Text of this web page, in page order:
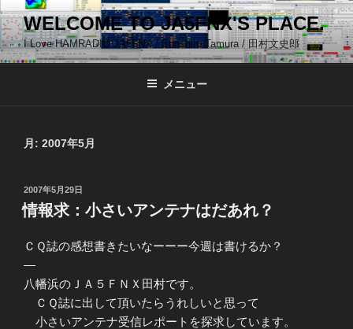
コ
ン
テ
ン
WELCOME TO JA5FNX'S PLACE.
I Love HAMRADIO JA5FNX / Bunshiro Tamura / 田村文史郎
メニュー
月: 2007年5月
投
稿
日:
2007年5月29日
情報求：小さいアンテナはだあれ？
ＣＱ誌の感想書きたいなーーー今週は書けるか？
—
八幡浜のＪＡ５ＦＮＸ田村です。
ＣＱ誌に出して頂いたらうれしいと思って
小さいアンテナ受信レポートを探求しています。